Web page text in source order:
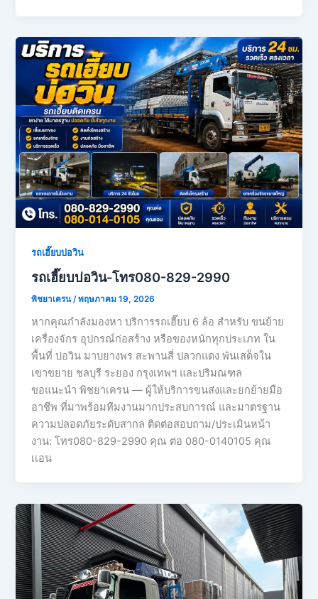
รถเฮี๊ยบบ่อวิน
รถเฮี๊ยบบ่อวิน-โทร080-829-2990
พิชยาเครน /พฤษภาคม 19, 2026
หากคุณกำลังมองหา บริการรถเฮี๊ยบ 6 ล้อ สำหรับ ขนย้าย
เครื่องจักร อุปกรณ์ก่อสร้าง หรือของหนักทุกประเภท ใน
พื้นที่ บ่อวิน มาบยางพร สะพานสี่ ปลวกแดง พันเสด็จใน
เขาขยาย ชลบุรี ระยอง กรุงเทพฯ และปริมณฑล
ขอแนะนำ พิชยาเครน — ผู้ให้บริการขนส่งและยกย้ายมือ
อาชีพ ที่มาพร้อมทีมงานมากประสบการณ์ และมาตรฐาน
ความปลอดภัยระดับสากล ติดต่อสอบถาม/ประเมินหน้า
งาน: โทร080-829-2990 คุณ ต่อ 080-0140105 คุณ
เเอน